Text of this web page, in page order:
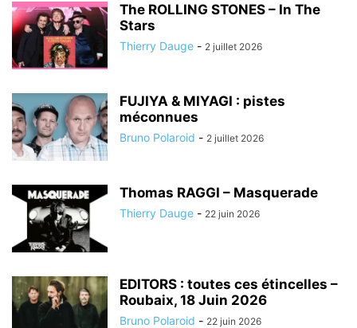
The ROLLING STONES – In The
Stars
Thierry Dauge - 2 juillet 2026
FUJIYA & MIYAGI : pistes
méconnues
Bruno Polaroid - 2 juillet 2026
Thomas RAGGI – Masquerade
Thierry Dauge - 22 juin 2026
EDITORS : toutes ces étincelles –
Roubaix, 18 Juin 2026
Bruno Polaroid - 22 juin 2026